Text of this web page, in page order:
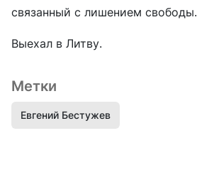
связанный с лишением свободы.
Выехал в Литву.
Метки
Евгений Бестужев